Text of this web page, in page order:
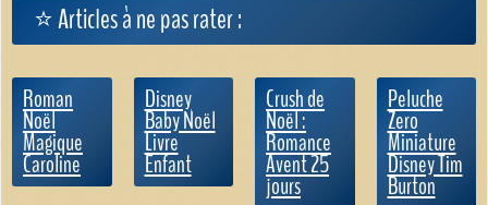
⭐ Articles à ne pas rater :
Roman
Noël
Magique
Caroline
Disney
Baby Noël
Livre
Enfant
Crush de
Noël :
Romance
Avent 25
jours
Peluche
Zero
Miniature
Disney Tim
Burton